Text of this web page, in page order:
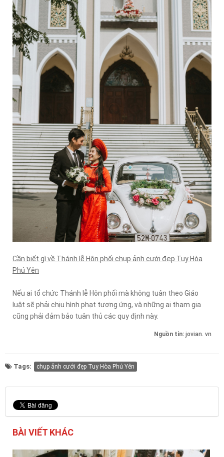
Cần biết gì về Thánh lễ Hôn phối chụp ảnh cưới đẹp Tuy Hòa
Phú Yên
Nếu ai tổ chức Thánh lễ Hôn phối mà không tuân theo Giáo
luật sẽ phải chịu hình phạt tương ứng, và những ai tham gia
cũng phải đảm bảo tuân thủ các quy định này.
Nguồn tin: jovian. vn
Tags: chụp ảnh cưới đẹp Tuy Hòa Phú Yên
BÀI VIẾT KHÁC